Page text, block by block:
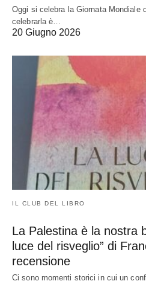
Oggi si celebra la Giornata Mondiale
celebrarla è…
20 Giugno 2026
IL CLUB DEL LIBRO
La Palestina è la nostra
luce del risveglio” di
recensione
Ci sono momenti storici in cui un